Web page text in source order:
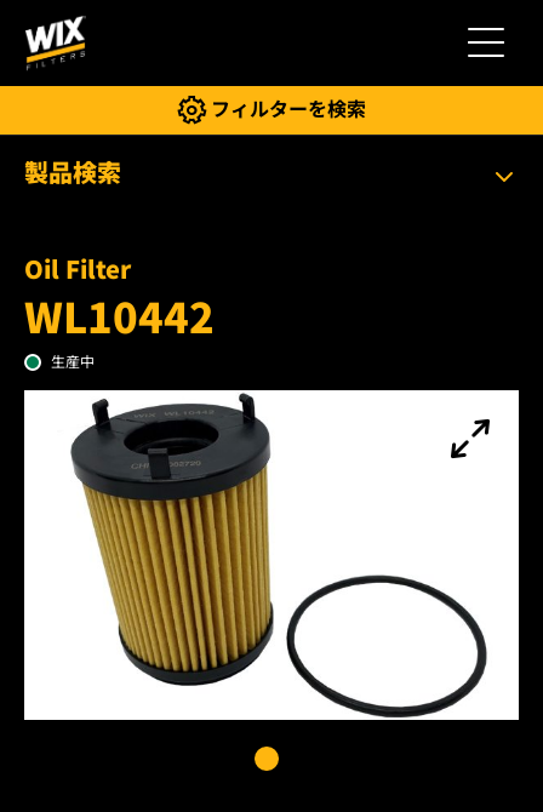
切り替え
フィルターを検索
製品検索
Oil Filter
WL10442
生産中